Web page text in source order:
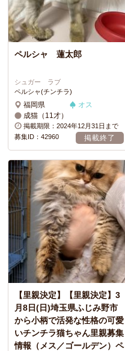
ペルシャ 蓮太郎
シュガー ラブ
ペルシャ(チンチラ)
福岡県
オス
成猫（11才）
掲載期限：2024年12月31日まで
募集ID：42960
掲載終了
【里親決定】【里親決定】3
月8日(日)埼玉県ふじみ野市
から小柄で活発な性格の可愛
いチンチラ猫ちゃん里親募集
情報（メス／ゴールデン）ペ